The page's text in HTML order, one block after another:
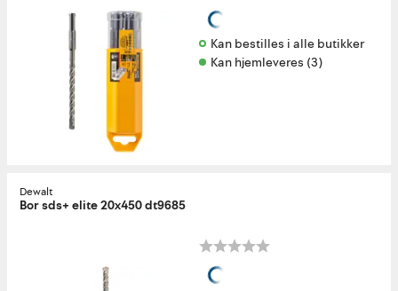
Kan bestilles i alle butikker
Kan hjemleveres (3)
Dewalt
Bor sds+ elite 20x450 dt9685